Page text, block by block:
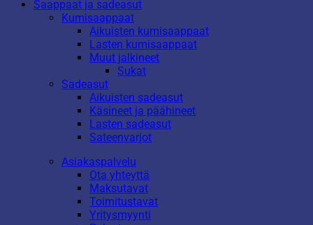
Saappaat ja sadeasut
Kumisaappaat
Aikuisten kumisaappaat
Lasten kumisaappaat
Muut jalkineet
Sukat
Sadeasut
Aikuisten sadeasut
Käsineet ja päähineet
Lasten sadeasut
Sateenvarjot
Asiakaspalvelu
Ota yhteyttä
Maksutavat
Toimitustavat
Yritysmyynti